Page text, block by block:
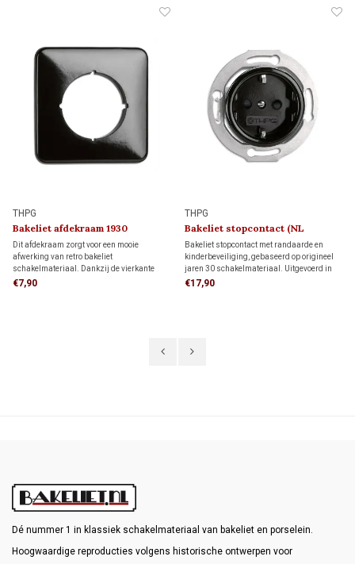
THPG
Bakeliet afdekraam 1930
Dit afdekraam zorgt voor een mooie
afwerking van retro bakeliet
schakelmateriaal. Dankzij de vierkante
vorm biedt het meer dekking rondom de
€7,90
THPG
Bakeliet stopcontact (NL
kindveilig) 1930
Bakeliet stopcontact met randaarde en
kinderbeveiliging, gebaseerd op origineel
jaren 30 schakelmateriaal. Uitgevoerd in
zwart bakeliet en geschikt voor standaard
€17,90
Dé nummer 1 in klassiek schakelmateriaal van bakeliet en porselein.
Hoogwaardige reproducties volgens historische ontwerpen voor